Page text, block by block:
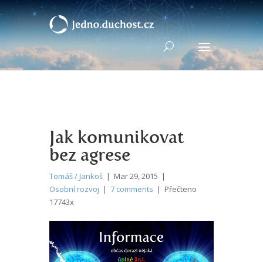
Jak komunikovat
bez agrese
Tomáš / Jankoš | Mar 29, 2015 |
Osobní rozvoj | 7 comments | Přečteno
17743x